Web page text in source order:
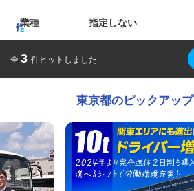
業種 指定しない
全 3 件ヒットしました
東京都のピックアッ